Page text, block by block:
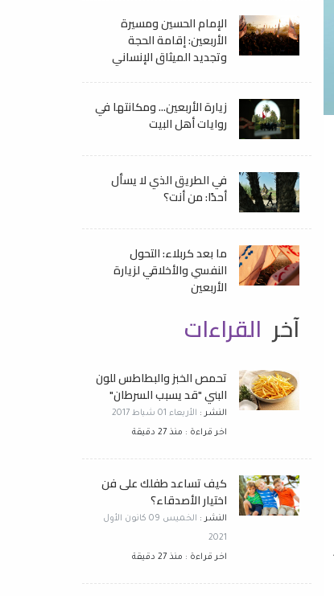
الإمام الحسين ومسيرة
الأربعين: إقامة الحجة
وتجديد الميثاق الإنساني
زيارة الأربعين... ومكانتها في
روايات أهل البيت
في الطريق الذي لا يسأل
أحدًا: من أنت؟
ما بعد كربلاء: التحول
النفسي والأخلاقي لزيارة
الأربعين
آخر القراءات
تحمص الخبز والبطاطس للون
البني "قد يسبب السرطان"
النشر : الأربعاء 01 شباط 2017
اخر قراءة : منذ 27 دقيقة
كيف تساعد طفلك على فن
اختيار الأصدقاء؟
النشر :
الخميس 09 كانون الأول
2021
اخر قراءة : منذ 27 دقيقة